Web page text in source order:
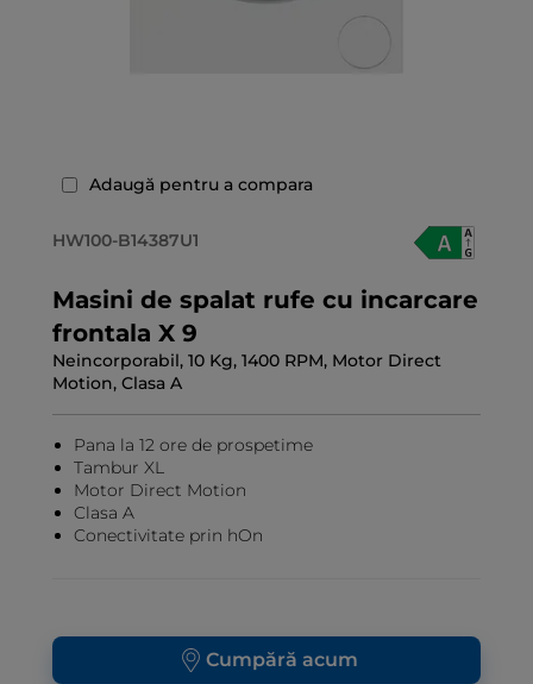
Adaugă pentru a compara
HW100-B14387U1
Masini de spalat rufe cu incarcare
frontala X 9
Neincorporabil, 10 Kg, 1400 RPM, Motor Direct
Motion, Clasa A
Pana la 12 ore de prospetime
Tambur XL
Motor Direct Motion
Clasa A
Conectivitate prin hOn
Cumpără acum